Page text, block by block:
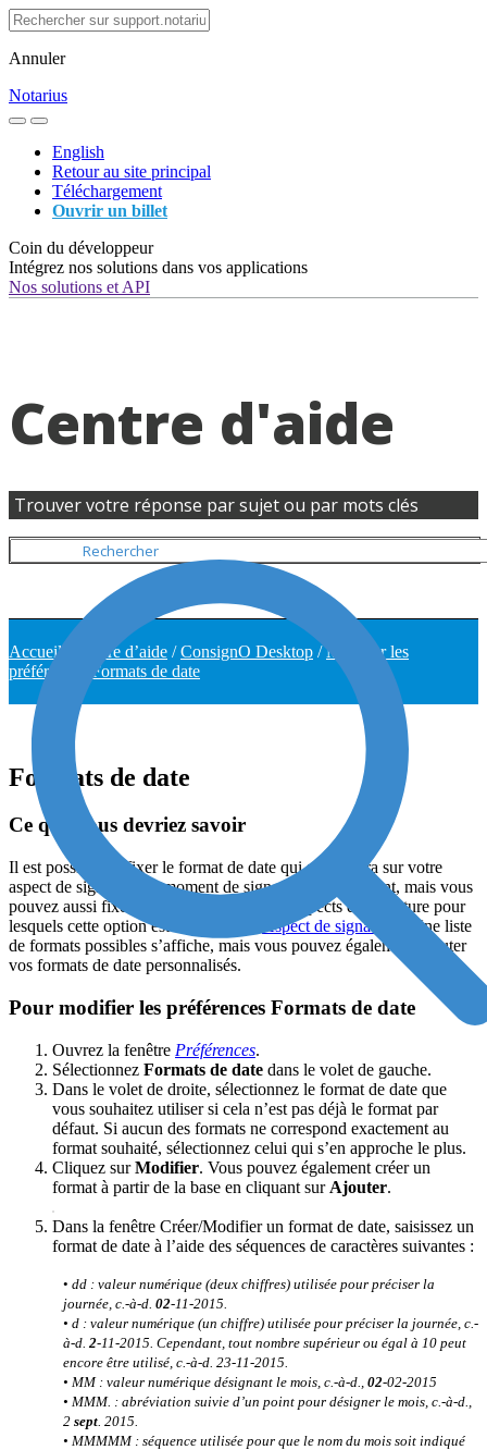
Annuler
Notarius
English
Retour au site principal
Téléchargement
Ouvrir un billet
Coin du développeur
Intégrez nos solutions dans vos applications
Nos solutions et API
Centre d'aide
Trouver votre réponse par sujet ou par mots clés
Accueil Centre d’aide /ConsignO Desktop /Modifier les
préférences Formats de date
Formats de date
Ce que vous devriez savoir
Il est possible de fixer le format de date qui s’affichera sur votre
aspect de signature au moment de signer numériquement, mais vous
pouvez aussi fixer le format pour tous les aspects de signature pour
lesquels cette option est activée (voir
Aspect de signature
). Une liste
de formats possibles s’affiche, mais vous pouvez également ajouter
vos formats de date personnalisés.
Pour modifier les préférences Formats de date
Ouvrez la fenêtre Préférences.
Sélectionnez Formats de date dans le volet de gauche.
Dans le volet de droite, sélectionnez le format de date que
vous souhaitez utiliser si cela n’est pas déjà le format par
défaut. Si aucun des formats ne correspond exactement au
format souhaité, sélectionnez celui qui s’en approche le plus.
Cliquez surModifier. Vous pouvez également créer un
format à partir de la base en cliquant sur Ajouter.
Dans la fenêtre Créer/Modifier un format de date, saisissez un
format de date à l’aide des séquences de caractères suivantes :
• dd : valeur numérique (deux chiffres) utilisée pour préciser la
journée, c.-à-d. 02-11-2015.
• d : valeur numérique (un chiffre) utilisée pour préciser la journée, c.-
à-d. 2-11-2015. Cependant, tout nombre supérieur ou égal à 10 peut
encore être utilisé, c.-à-d. 23-11-2015.
• MM : valeur numérique désignant le mois, c.-à-d., 02-02-2015
• MMM. : abréviation suivie d’un point pour désigner le mois, c.-à-d.,
2 sept . 2015.
• MMMMM : séquence utilisée pour que le nom du mois soit indiqué